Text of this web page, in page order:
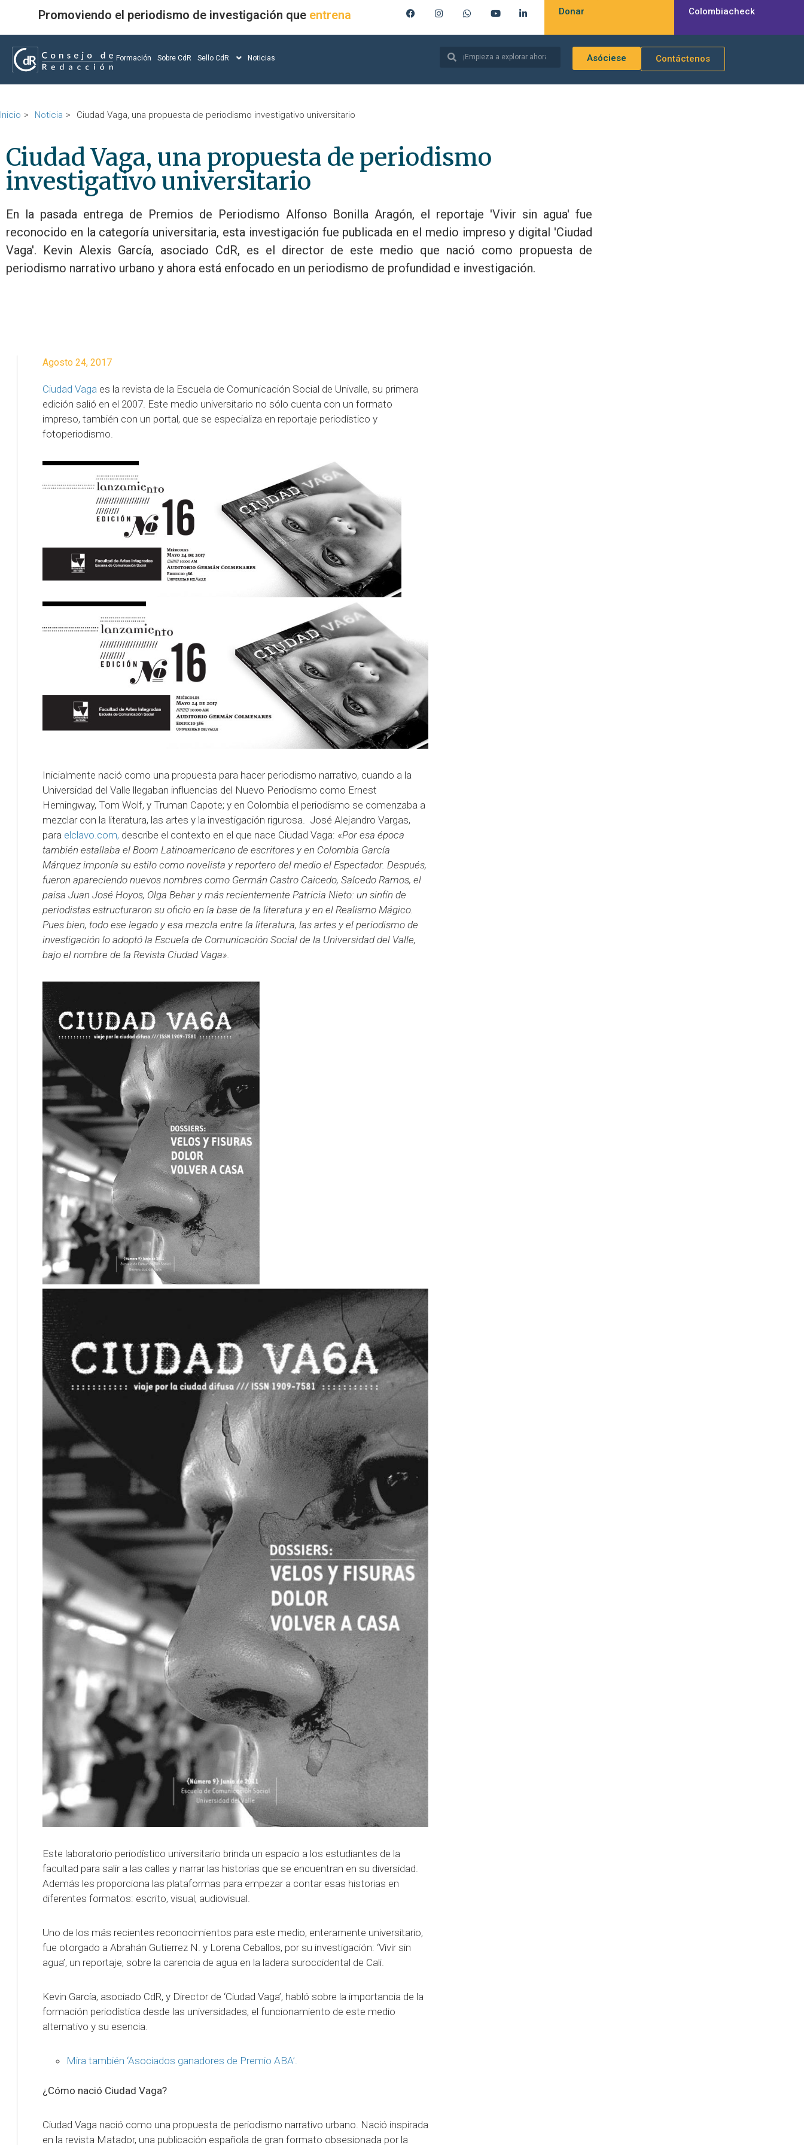
Promoviendo el periodismo de investigación que produce Donar Colombiacheck
Formación Sobre CdR Sello CdR Noticias Asóciese Contáctenos
Inicio Noticia Ciudad Vaga, una propuesta de periodismo investigativo universitario
Ciudad Vaga, una propuesta de periodismo
investigativo universitario
En la pasada entrega de Premios de Periodismo Alfonso Bonilla Aragón, el reportaje 'Vivir sin agua' fue
reconocido en la categoría universitaria, esta investigación fue publicada en el medio impreso y digital 'Ciudad
Vaga'. Kevin Alexis García, asociado CdR, es el director de este medio que nació como propuesta de
periodismo narrativo urbano y ahora está enfocado en un periodismo de profundidad e investigación.
Agosto 24, 2017
Ciudad Vaga es la revista de la Escuela de Comunicación Social de Univalle, su primera
edición salió en el 2007. Este medio universitario no sólo cuenta con un formato
impreso, también con un portal, que se especializa en reportaje periodístico y
fotoperiodismo.
Inicialmente nació como una propuesta para hacer periodismo narrativo, cuando a la
Universidad del Valle llegaban influencias del Nuevo Periodismo como Ernest
Hemingway, Tom Wolf, y Truman Capote; y en Colombia el periodismo se comenzaba a
mezclar con la literatura, las artes y la investigación rigurosa. José Alejandro Vargas,
para elclavo.com, describe el contexto en el que nace Ciudad Vaga: «Por esa época
también estallaba el Boom Latinoamericano de escritores y en Colombia García
Márquez imponía su estilo como novelista y reportero del medio el Espectador. Después,
fueron apareciendo nuevos nombres como Germán Castro Caicedo, Salcedo Ramos, el
paisa Juan José Hoyos, Olga Behar y más recientemente Patricia Nieto: un sinfín de
periodistas estructuraron su oficio en la base de la literatura y en el Realismo Mágico.
Pues bien, todo ese legado y esa mezcla entre la literatura, las artes y el periodismo de
investigación lo adoptó la Escuela de Comunicación Social de la Universidad del Valle,
bajo el nombre de la Revista Ciudad Vaga».
Este laboratorio periodístico universitario brinda un espacio a los estudiantes de la
facultad para salir a las calles y narrar las historias que se encuentran en su diversidad.
Además les proporciona las plataformas para empezar a contar esas historias en
diferentes formatos: escrito, visual, audiovisual.
Uno de los más recientes reconocimientos para este medio, enteramente universitario,
fue otorgado a Abrahán Gutierrez N. y Lorena Ceballos, por su investigación: ‘Vivir sin
agua’, un reportaje, sobre la carencia de agua en la ladera suroccidental de Cali.
Kevin García, asociado CdR, y Director de ‘Ciudad Vaga’, habló sobre la importancia de la
formación periodística desde las universidades, el funcionamiento de este medio
alternativo y su esencia.
Mira también ‘Asociados ganadores de Premio ABA’.
¿Cómo nació Ciudad Vaga?
Ciudad Vaga nació como una propuesta de periodismo narrativo urbano. Nació inspirada
en la revista Matador, una publicación española de gran formato obsesionada por la